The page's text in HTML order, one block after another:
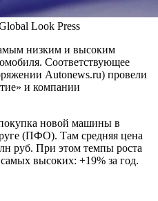
Look Press
низким и высоким
Соответствующее
Autonews.ru) провели
и компании
новой машины в
(ПФО). Там средняя цена
руб. При этом темпы роста
высоких: +19% за год.